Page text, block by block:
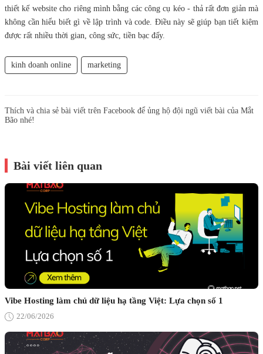
thiết kế website cho riêng mình bằng các công cụ kéo - thả rất đơn giản mà
không cần hiểu biết gì về lập trình và code. Điều này sẽ giúp bạn tiết kiệm
được rất nhiều thời gian, công sức, tiền bạc đấy.
kinh doanh online marketing
Thích và chia sẻ bài viết trên Facebook để ủng hộ đội ngũ viết bài của Mắt
Bão nhé!
Bài viết liên quan
Vibe Hosting làm chủ dữ liệu hạ tầng Việt: Lựa chọn số 1
22/06/2026